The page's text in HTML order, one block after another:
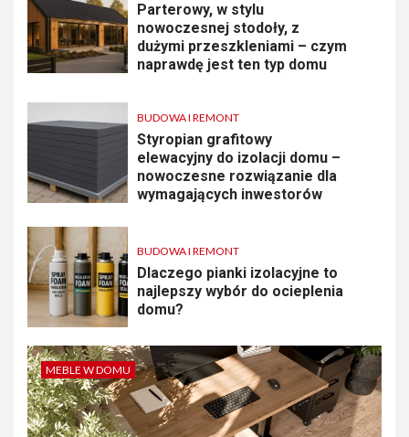
Parterowy, w stylu
nowoczesnej stodoły, z
dużymi przeszkleniami – czym
naprawdę jest ten typ domu
BUDOWA I REMONT
Styropian grafitowy
elewacyjny do izolacji domu –
nowoczesne rozwiązanie dla
wymagających inwestorów
BUDOWA I REMONT
Dlaczego pianki izolacyjne to
najlepszy wybór do ocieplenia
domu?
MEBLE W DOMU